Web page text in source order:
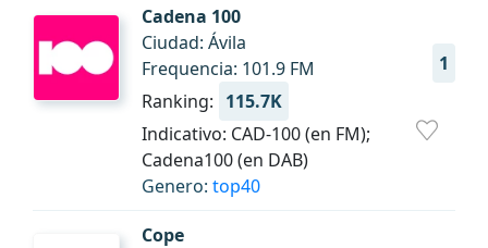
Cadena 100
1
Ciudad: Ávila
Frequencia: 101.9 FM
Ranking: 115.7K
Indicativo: CAD-100 (en FM);
Cadena100 (en DAB)
Genero: top40
Cope